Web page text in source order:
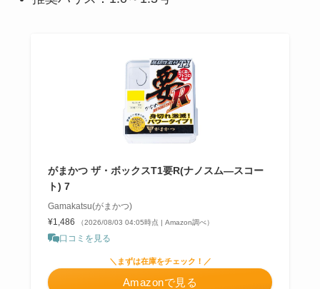
がまかつ ザ・ボックスT1要R(ナノスム―スコー
ト) 7
Gamakatsu(がまかつ)
¥1,486
（2026/08/03 04:05時点 | Amazon調べ）
口コミを見る
＼まずは在庫をチェック！／
Amazonで見る